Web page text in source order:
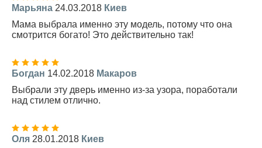
Марьяна 24.03.2018 Киев
Мама выбрала именно эту модель, потому что она
смотрится богато! Это действительно так!
Богдан 14.02.2018 Макаров
Выбрали эту дверь именно из-за узора, поработали
над стилем отлично.
Оля 28.01.2018 Киев